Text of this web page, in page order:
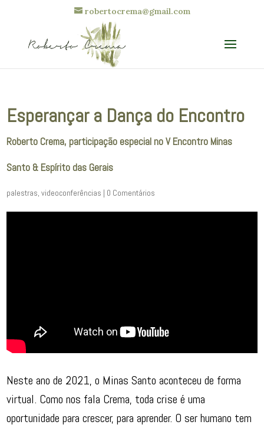
robertocrema@gmail.com
Esperançar a Dança do Encontro
Roberto Crema, participação especial no V Encontro Minas
Santo & Espírito das Gerais
palestras,videoconferências | 0 Comentários
Neste ano de 2021, o Minas Santo aconteceu de forma
virtual. Como nos fala Crema, toda crise é uma
oportunidade para crescer, para aprender. O ser humano tem